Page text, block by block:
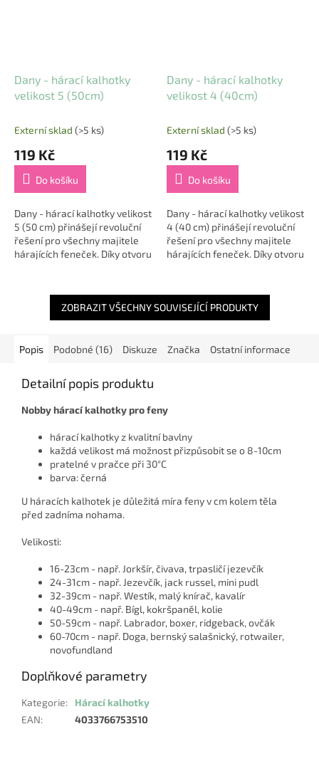
Dany - hárací kalhotky
velikost 5 (50cm)
Externí sklad (>5 ks)
119 Kč
Do košíku
Dany - hárací kalhotky velikost
5 (50 cm) přinášejí revoluční
řešení pro všechny majitele
hárajících feneček. Díky otvoru
Dany - hárací kalhotky
velikost 4 (40cm)
Externí sklad (>5 ks)
119 Kč
Do košíku
Dany - hárací kalhotky velikost
4 (40 cm) přinášejí revoluční
řešení pro všechny majitele
hárajících feneček. Díky otvoru
ZOBRAZIT VŠECHNY SOUVISEJÍCÍ PRODUKTY
Popis Podobné (16) Diskuze Značka Ostatní informace
Detailní popis produktu
Nobby hárací kalhotky pro feny
hárací kalhotky z kvalitní bavlny
každá velikost má možnost přizpůsobit se o 8-10cm
pratelné v pračce při 30°C
barva: černá
U háracích kalhotek je důležitá míra feny v cm kolem těla
před zadníma nohama.
Velikosti:
16-23cm - např. Jorkšír, čivava, trpasličí jezevčík
24-31cm - např. Jezevčík, jack russel, mini pudl
32-39cm - např. Westík, malý knírač, kavalír
40-49cm - např. Bígl, kokršpaněl, kolie
50-59cm - např. Labrador, boxer, ridgeback, ovčák
60-70cm - např. Doga, bernský salašnický, rotwailer,
novofundland
Doplňkové parametry
Kategorie:
Hárací kalhotky
EAN: 4033766753510